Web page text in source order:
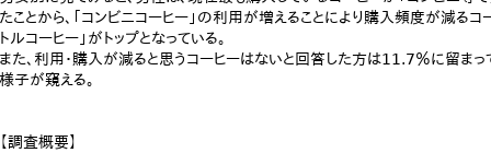
たことから、「コンビニコーヒー」の利用が増えることにより購入頻度が減るコ
トルコーヒー」がトップとなっている。
また、利用・購入が減ると思うコーヒーはないと回答した方は11.7％に留まっ
様子が窺える。
【調査概要】